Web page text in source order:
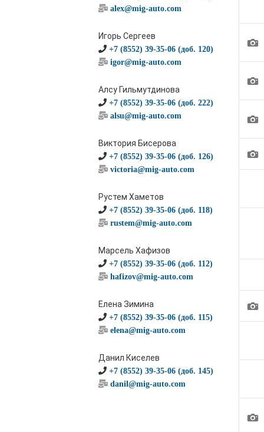
alex@mig-auto.com
Игорь Сергеев
+7 (8552) 39-35-06 (доб. 120)
igor@mig-auto.com
Алсу Гильмутдинова
+7 (8552) 39-35-06 (доб. 222)
alsu@mig-auto.com
Виктория Бисерова
+7 (8552) 39-35-06 (доб. 126)
victoria@mig-auto.com
Рустем Хаметов
+7 (8552) 39-35-06 (доб. 118)
rustem@mig-auto.com
Марсель Хафизов
+7 (8552) 39-35-06 (доб. 112)
hafizov@mig-auto.com
Елена Зимина
+7 (8552) 39-35-06 (доб. 115)
elena@mig-auto.com
Данил Киселев
+7 (8552) 39-35-06 (доб. 145)
danil@mig-auto.com
1
1
1
1
1
1